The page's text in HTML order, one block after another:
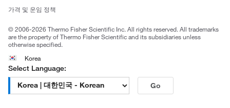
가격 및 운임 정책
© 2006-2026 Thermo Fisher Scientific Inc. All rights reserved. All trademarks
are the property of Thermo Fisher Scientific and its subsidiaries unless
otherwise specified.
Korea
Select Language:
Go